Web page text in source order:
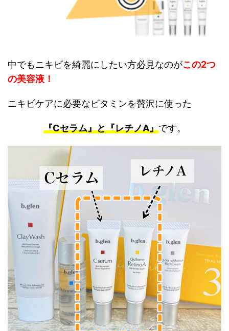
中でもニキビを綺麗にしたい方必見なのがこの2つ
の美容液！
ニキビケアに必要なビタミンを贅沢に使った
『Cセラム』と『レチノA』です。